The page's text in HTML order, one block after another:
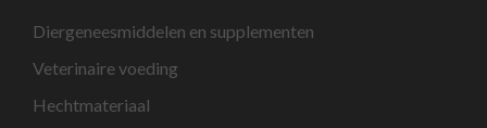
Diergeneesmiddelen en supplementen
Veterinaire voeding
Hechtmateriaal